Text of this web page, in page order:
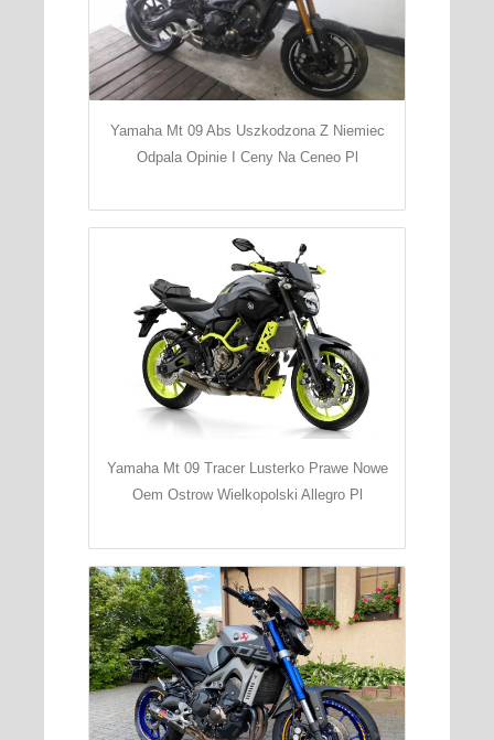
Yamaha Mt 09 Abs Uszkodzona Z Niemiec
Odpala Opinie I Ceny Na Ceneo Pl
Yamaha Mt 09 Tracer Lusterko Prawe Nowe
Oem Ostrow Wielkopolski Allegro Pl